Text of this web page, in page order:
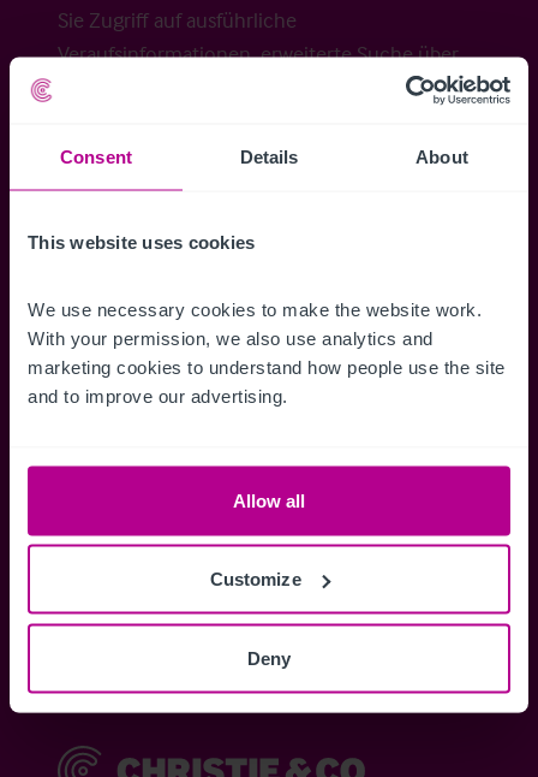
Consent Details About
This website uses cookies
We use necessary cookies to make the website work.
With your permission, we also use analytics and
marketing cookies to understand how people use the site
and to improve our advertising.
Allow all
Customize
Deny
Sie Zugriff auf ausführliche
Veraufsinformationen, erweiterte Suche über
Benachrichtigungen für neuen Objekten zu
erhalten.
Zugriff auf alle
Informationen
Erhalten Sie Zugriff auf alle
Mitglieder.
Speichern
und einfach
Anmelden